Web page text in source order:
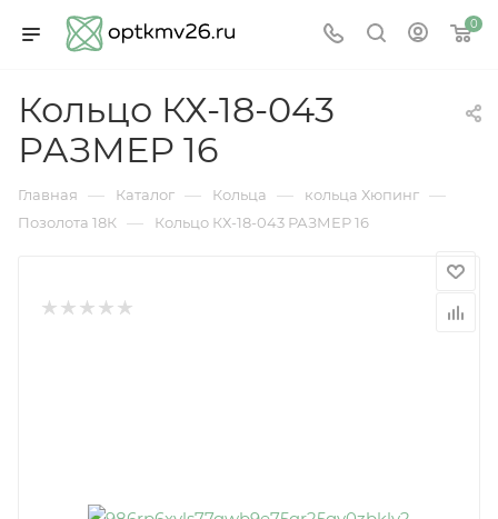
0
Кольцо КХ-18-043
РАЗМЕР 16
Главная — Каталог — Кольца — кольца Хюпинг —
Позолота 18К — Кольцо КХ-18-043 РАЗМЕР 16